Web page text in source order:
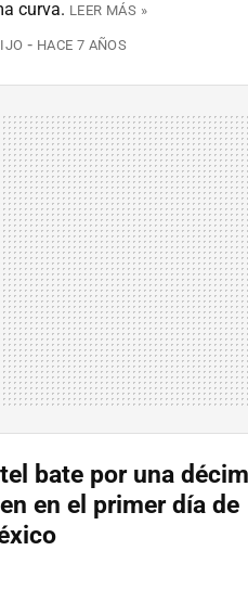
curva. LEER MÁS »
HACE 7 AÑOS
bate por una
en el primer día de